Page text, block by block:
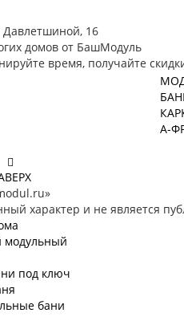
Давлетшиной, 16
домов от БашМодуль
время, получайте
А-
характер и не является